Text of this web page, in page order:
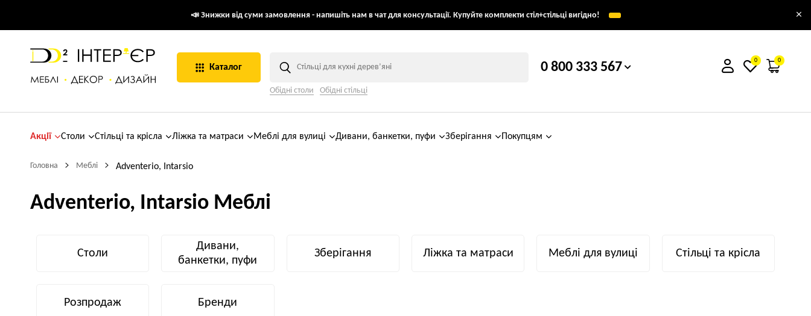
📣 Знижки від суми замовлення - напишіть нам в чат для консультації. Купуйте комплекти стіл+стільці вигідно! ×
Каталог
Обідні столи Обідні стільці
0 800 333 567 0 0
Акції Столи Стільці та крісла Ліжка та матраси Меблі для вулиці Дивани, банкетки, пуфи Зберігання Покупцям
Головна Меблі Adventerio, Intarsio
Adventerio, Intarsio Меблі
Столи
Дивани,
банкетки, пуфи
Зберігання Ліжка та матраси Меблі для вулиці Стільці та крісла
Розпродаж Бренди